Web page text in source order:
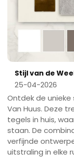
Stijl van de
25-04-2026
Ontdek de
Van Huus. Deze
tegels in huis,
staan. De
verfijnde
uitstraling in elke